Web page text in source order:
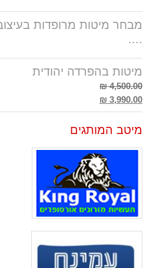
מבחר מיטות מרופדות
....
מיטות בהפרדה יהודית
4,500.00 ₪
3,990.00 ₪
מיטב המותגים